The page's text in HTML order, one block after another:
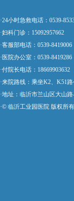
·24小时急救电话：0539-
·妇科门诊：15092957662
·客服部电话：0539-8419006
·医院办公室：0539-8419286
·付院长电话：18669903632
·来院路线：乘坐K2、K51
·地址：临沂市兰山区大山
·© 临沂工业园医院 版权所